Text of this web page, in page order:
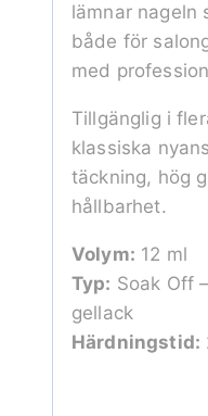
lämnar nageln
både för
med
Tillgänglig i
klassiska
täckning, hög
hållbarhet.
Volym: 12 ml
Typ: Soak Off
gellack
Härdningstid: